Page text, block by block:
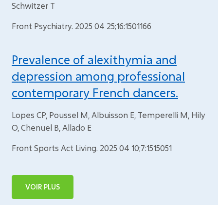
Schwitzer T
Front Psychiatry. 2025 04 25;16:1501166
Prevalence of alexithymia and
depression among professional
contemporary French dancers.
Lopes CP, Poussel M, Albuisson E, Temperelli M, Hily
O, Chenuel B, Allado E
Front Sports Act Living. 2025 04 10;7:1515051
VOIR PLUS